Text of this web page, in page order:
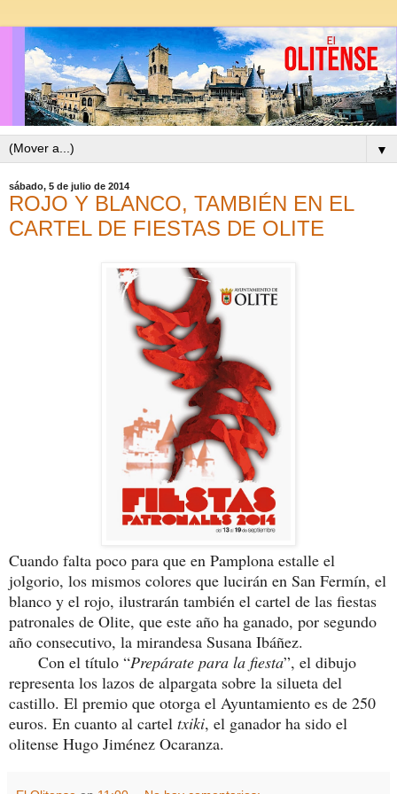
▼
sábado, 5 de julio de 2014
ROJO Y BLANCO, TAMBIÉN EN EL
CARTEL DE FIESTAS DE OLITE
Cuando falta poco para que en Pamplona estalle el
jolgorio, los mismos colores que lucirán en San Fermín, el
blanco y el rojo, ilustrarán también el cartel de las fiestas
patronales de Olite, que este año ha ganado, por segundo
año consecutivo, la mirandesa Susana Ibáñez.
Con el título “Prepárate para la fiesta”, el dibujo
representa los lazos de alpargata sobre la silueta del
castillo. El premio que otorga el Ayuntamiento es de 250
euros. En cuanto al cartel txiki, el ganador ha sido el
olitense Hugo Jiménez Ocaranza.